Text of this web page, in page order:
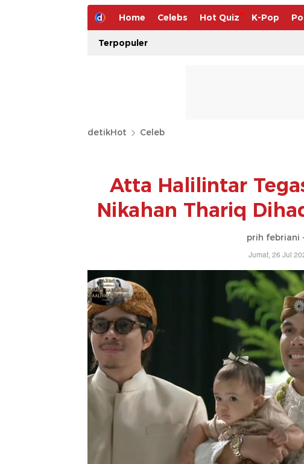
Home Celebs Hot Quiz K-Pop
Terpopuler
detikHot Celeb
Atta Halilintar
Nikahan Thariq
prih febriani -
Jumat, 26 Jul